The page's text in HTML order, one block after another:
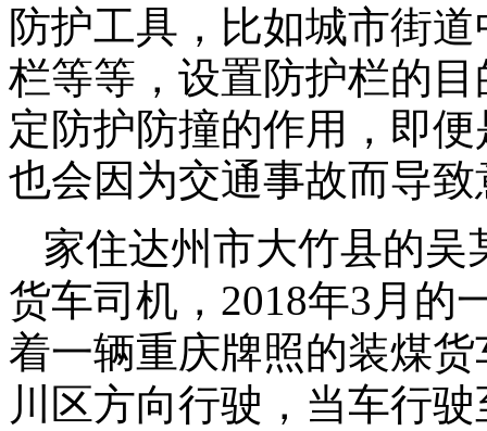
防护工具，比如城市街
栏等等，设置防护栏的
定防护防撞的作用，即
也会因为交通事故而导
家住达州市大竹县的
货车司机，2018年3月的
着一辆重庆牌照的装煤
川区方向行驶，当车行